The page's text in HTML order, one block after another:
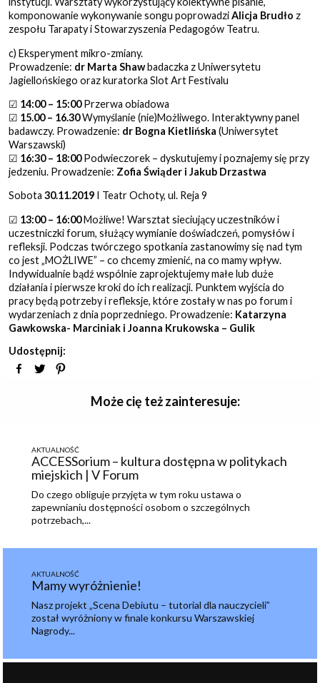
komponowanie wykonywanie songu poprowadziAlicja Brudło z
zespołu Tarapaty i Stowarzyszenia Pedagogów Teatru.
c) Eksperyment mikro-zmiany.
Prowadzenie: dr Marta Shawbadaczka z Uniwersytetu
Jagiellońskiego oraz kuratorka Slot Art Festivalu
☑ 14:00 – 15:00Przerwa obiadowa
☑ 15.00 – 16.30Wymyślanie (nie)Możliwego. Interaktywny panel
badawczy. Prowadzenie: dr Bogna Kietlińska (Uniwersytet
Warszawski)
☑ 16:30 – 18:00Podwieczorek – dyskutujemy i poznajemy się przy
jedzeniu. Prowadzenie: Zofia Świąder i Jakub Drzastwa
Sobota30.11.2019 I Teatr Ochoty, ul. Reja 9
☑ 13:00 – 16:00Możliwe! Warsztat sieciujący uczestników i
uczestniczki forum, służący wymianie doświadczeń, pomysłów i
refleksji. Podczas twórczego spotkania zastanowimy się nad tym
co jest „MOŻLIWE” – co chcemy zmienić, na co mamy wpływ.
Indywidualnie bądź wspólnie zaprojektujemy małe lub duże
działania i pierwsze kroki do ich realizacji. Punktem wyjścia do
pracy będą potrzeby i refleksje, które zostały w nas po forum i
wydarzeniach z dnia poprzedniego. Prowadzenie: Katarzyna
Gawkowska- Marciniak i Joanna Krukowska – Gulik
Udostępnij:
Może cię też zainteresuje:
AKTUALNOŚĆ
ACCESSorium – kultura dostępna w politykach
miejskich | V Forum
Do czego obliguje przyjęta w tym roku ustawa o
zapewnianiu dostępności osobom o szczególnych
potrzebach,...
AKTUALNOŚĆ
Mamy wyróżnienie!
Nasz projekt „Scena Debiutu – tutorial dla nauczycieli”
został wyróżniony w finale konkursu Warszawskiej
Nagrody...